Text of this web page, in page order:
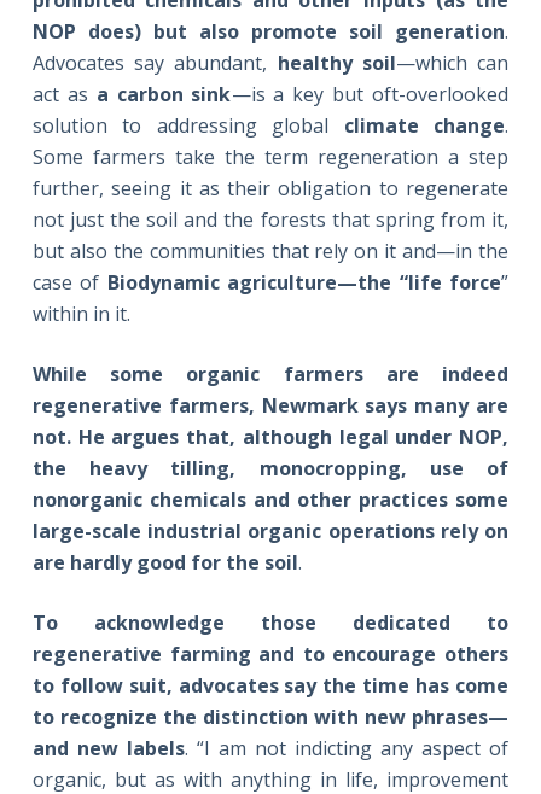
NOP does) but also promote soil generation.
Advocates say abundant, healthy soil—which can
act as a carbon sink—is a key but oft-overlooked
solution to addressing global climate change.
Some farmers take the term regeneration a step
further, seeing it as their obligation to regenerate
not just the soil and the forests that spring from it,
but also the communities that rely on it and—in the
case of Biodynamic agriculture—the “life force”
within in it.
While some organic farmers are indeed
regenerative farmers, Newmark says many are
not. He argues that, although legal under NOP,
the heavy tilling,
monocropping, use of
nonorganic chemicals and other practices some
large-scale industrial organic operations rely on
are hardly good for the soil.
To acknowledge those dedicated to
regenerative farming and to encourage others
to follow suit, advocates say the time has come
to recognize the distinction with new phrases—
and new labels. “I am not indicting any aspect of
organic, but as with anything in life, improvement